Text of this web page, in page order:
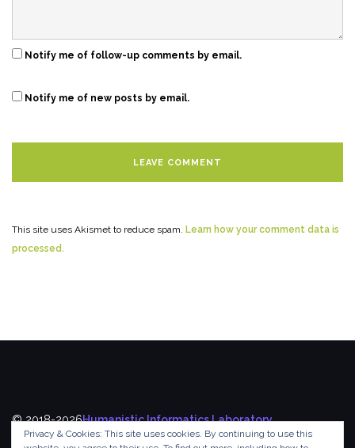
Notify me of follow-up comments by email.
Notify me of new posts by email.
This site uses Akismet to reduce spam. Learn how your comment data is
processed.
© 2018-2026Humanistic Informatics Laboratory,
Department of Informatics,Ionian University
Privacy & Cookies: This site uses cookies. By continuing to use this